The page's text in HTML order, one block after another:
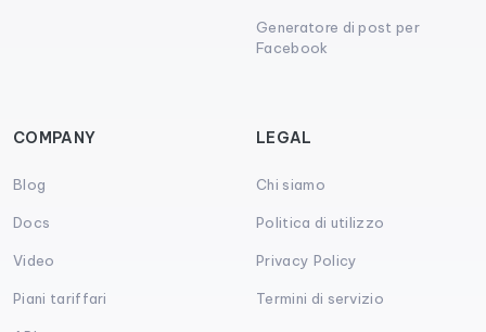
Generatore di post per
Facebook
COMPANY
Blog
Docs
Video
Piani tariffari
LEGAL
Chi siamo
Politica di utilizzo
Privacy Policy
Termini di servizio